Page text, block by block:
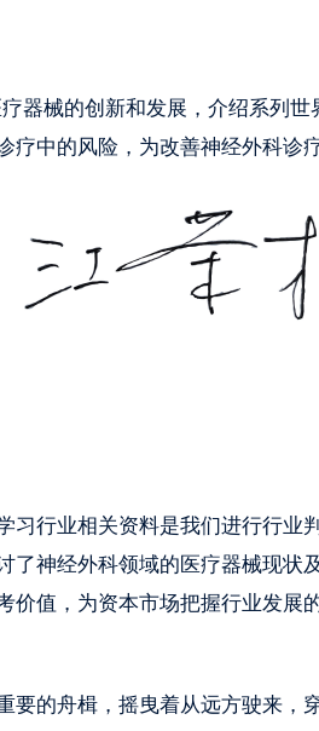
械的创新和发展，介绍系列世
疗中的风险，为改善神经外科诊
行业相关资料是我们进行行业
了神经外科领域的医疗器械现状
价值，为资本市场把握行业发展
的舟楫，摇曳着从远方驶来，